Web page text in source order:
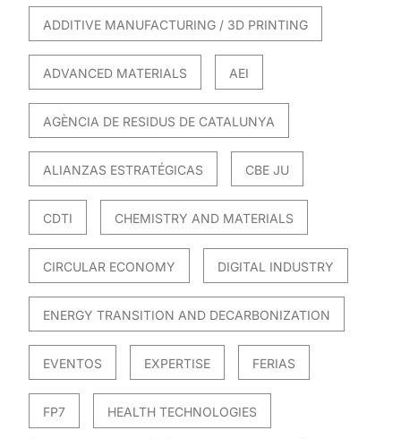
ADDITIVE MANUFACTURING / 3D PRINTING
ADVANCED MATERIALS AEI
AGÈNCIA DE RESIDUS DE CATALUNYA
ALIANZAS ESTRATÉGICAS CBE JU
CDTI CHEMISTRY AND MATERIALS
CIRCULAR ECONOMY DIGITAL INDUSTRY
ENERGY TRANSITION AND DECARBONIZATION
EVENTOS EXPERTISE FERIAS
FP7 HEALTH TECHNOLOGIES